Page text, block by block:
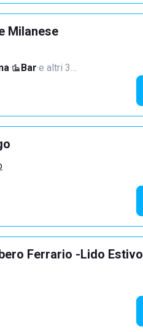
Milanese
· Bar·e altri 3…
Ferrario -Lido Estivo